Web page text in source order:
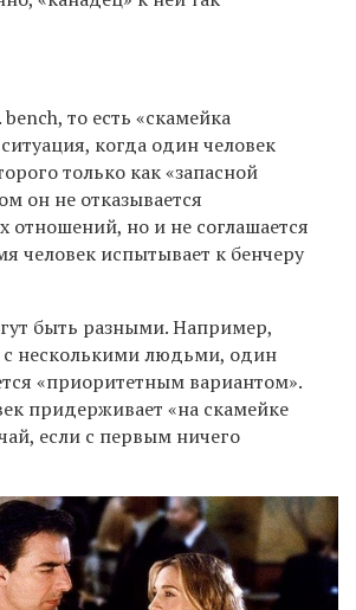
то есть «скамейка
когда один человек
только как «запасной
он не отказывается
отношений, но и не соглашается
человек испытывает к бенчеру
быть разными. Например,
с несколькими людьми, один
«приоритетным вариантом».
придерживает «на скамейке
если с первым ничего